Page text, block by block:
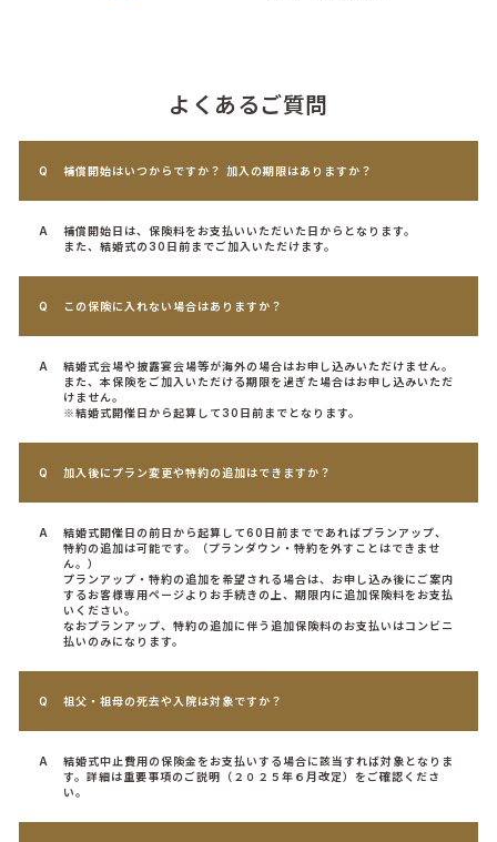
よくあるご質問
補償開始はいつからですか？ 加入の期限はありますか？
補償開始日は、保険料をお支払いいただいた日からとなります。
また、結婚式の30日前までご加入いただけます。
この保険に入れない場合はありますか？
結婚式会場や披露宴会場等が海外の場合はお申し込みいただけません。
また、本保険をご加入いただける期限を過ぎた場合はお申し込みいただ
けません。
※結婚式開催日から起算して30日前までとなります。
加入後にプラン変更や特約の追加はできますか？
結婚式開催日の前日から起算して60日前までであればプランアップ、
特約の追加は可能です。（プランダウン・特約を外すことはできませ
ん。）
プランアップ・特約の追加を希望される場合は、お申し込み後にご案内
するお客様専用ページよりお手続きの上、期限内に追加保険料をお支払
いください。
なおプランアップ、特約の追加に伴う追加保険料のお支払いはコンビニ
払いのみになります。
祖父・祖母の死去や入院は対象ですか？
結婚式中止費用の保険金をお支払いする場合に該当すれば対象となりま
す。詳細は重要事項のご説明（２０２５年６月改定）をご確認くださ
い。